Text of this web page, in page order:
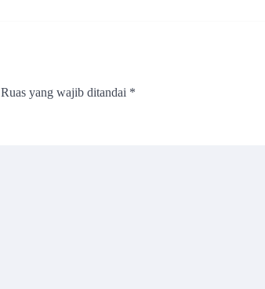
Ruas yang wajib ditandai *